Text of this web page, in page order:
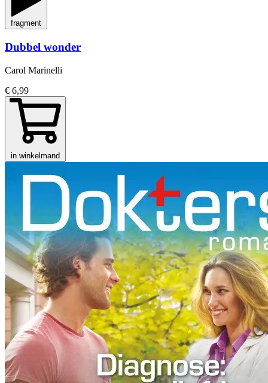
fragment
Dubbel wonder
Carol Marinelli
€ 6,99
in winkelmand